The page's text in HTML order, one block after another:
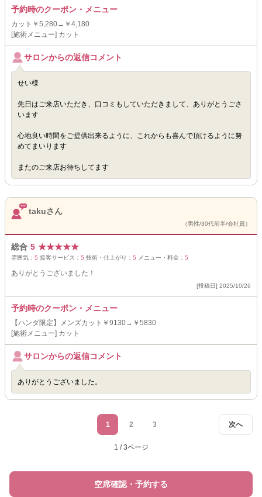
予約時のクーポン・メニュー
カット￥5,280→￥4,180
[施術メニュー] カット
サロンからの返信コメント
せい様
先日はご来店いただき、口コミもしていただきまして、ありがとうごさ
います
心地良い時間をご提供出来るように、これからも喜んで頂けるように努
めてまいります
またのご来店お待ちしてます
takuさん
（男性/30代前半/会社員）
総合 5 ★★★★★
雰囲気： 5 接客サービス： 5 技術・仕上がり： 5 メニュー・料金： 5
ありがとうございました！
[投稿日] 2025/10/26
予約時のクーポン・メニュー
【ハンダ限定】メンズカット￥9130→￥5830
[施術メニュー] カット
サロンからの返信コメント
ありがとうございました。
次へ
1 2 3
1 / 3ページ
空席確認・予約する